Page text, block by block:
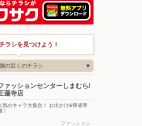
ラシを見つけよう！
の近くのチラシ
ァッションセンターしまむら/
蓮寺店
気のキャラ大集合！ お出かけ&帰省準
！
ファッション